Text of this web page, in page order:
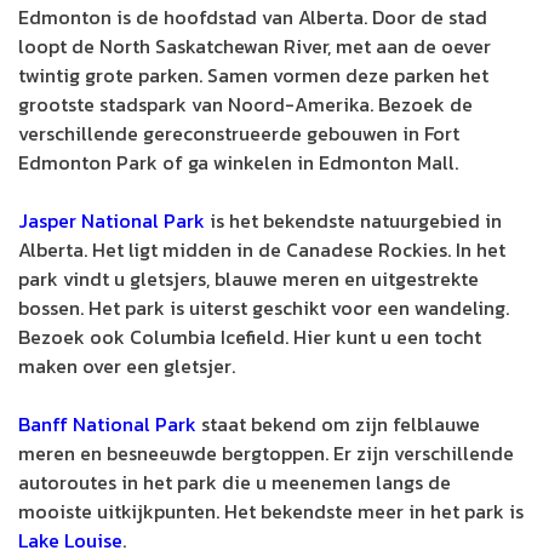
Edmonton is de hoofdstad van Alberta. Door de stad
loopt de North Saskatchewan River, met aan de oever
twintig grote parken. Samen vormen deze parken het
grootste stadspark van Noord-Amerika. Bezoek de
verschillende gereconstrueerde gebouwen in Fort
Edmonton Park of ga winkelen in Edmonton Mall.
Jasper National Park is het bekendste natuurgebied in
Alberta. Het ligt midden in de Canadese Rockies. In het
park vindt u gletsjers, blauwe meren en uitgestrekte
bossen. Het park is uiterst geschikt voor een wandeling.
Bezoek ook Columbia Icefield. Hier kunt u een tocht
maken over een gletsjer.
Banff National Park staat bekend om zijn felblauwe
meren en besneeuwde bergtoppen. Er zijn verschillende
autoroutes in het park die u meenemen langs de
mooiste uitkijkpunten. Het bekendste meer in het park is
Lake Louise.